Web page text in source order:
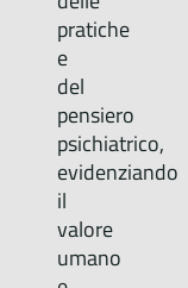
pratiche
e
del
pensiero
psichiatrico,
evidenziando
il
valore
umano